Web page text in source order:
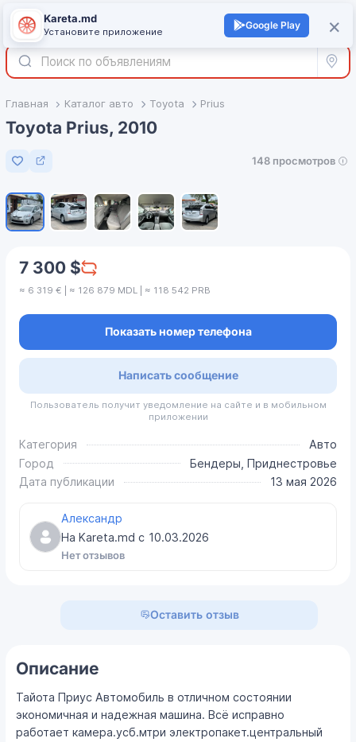
Войти +
Все
Главная Каталог авто Toyota Prius
Toyota Prius, 2010
Добавить в избранное
148 просмотров
7 300 $
≈ 6 319 € | ≈ 126 879 MDL | ≈ 118 542 PRB
Показать номер телефона
Написать сообщение
Пользователь получит уведомление на сайте и в мобильном
приложении
Категория
Авто
Город
Бендеры, Приднестровье
Дата публикации
13 мая 2026
Александр
На Kareta.md с 10.03.2026
Нет отзывов
Оставить отзыв
Описание
Тайота Приус Автомобиль в отличном состоянии
экономичная и надежная машина. Всё исправно
работает камера.усб.мтри электропакет.центральный
×
Kareta.md
Установите приложение
Google Play